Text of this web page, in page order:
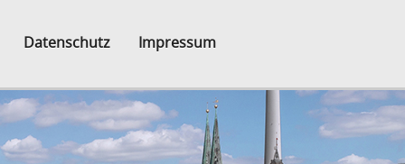
Datenschutz Impressum